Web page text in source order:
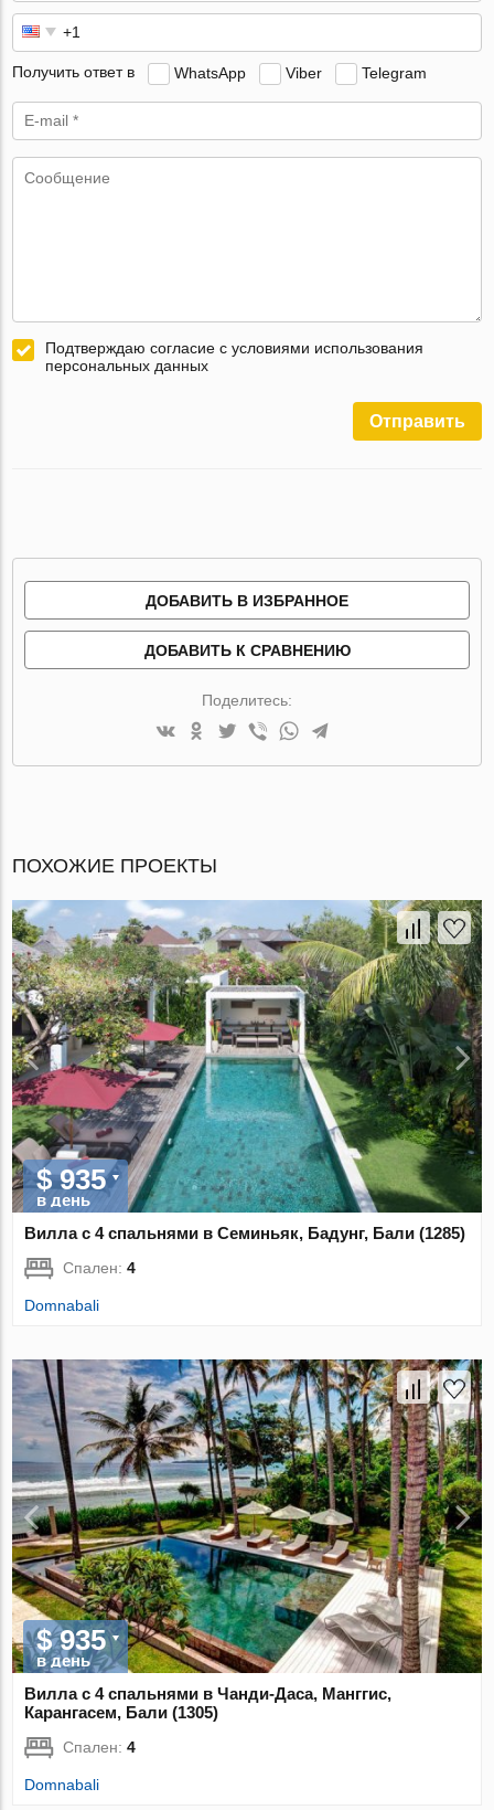
Получить ответ в WhatsApp Viber Telegram
Подтверждаю согласие с условиями использования
персональных данных
Отправить
ДОБАВИТЬ В ИЗБРАННОЕ
ДОБАВИТЬ К СРАВНЕНИЮ
Поделитесь:
ПОХОЖИЕ ПРОЕКТЫ
$ 935
в день
Вилла с 4 спальнями в Семиньяк, Бадунг, Бали (1285)
Спален:4
Domnabali
$ 935
в день
Вилла с 4 спальнями в Чанди-Даса, Манггис,
Карангасем, Бали (1305)
Спален:4
Domnabali